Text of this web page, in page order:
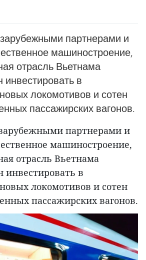
партнерами и
машиностроение,
отрасль Вьетнама
инвестировать в
локомотивов и сотен
пассажирских вагонов.
партнерами и
машиностроение,
отрасль Вьетнама
инвестировать в
локомотивов и сотен
пассажирских вагонов.